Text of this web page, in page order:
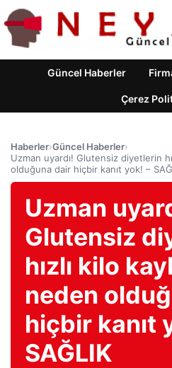
Güncel Haberler
Çerez
Haberler›Güncel Haberler›
Uzman uyardı! Glutensiz diyetlerin
olduğuna dair hiçbir kanıt yok! –
Uzman
Glutensiz
hızlı kilo
neden
hiçbir kanıt
SAĞLIK